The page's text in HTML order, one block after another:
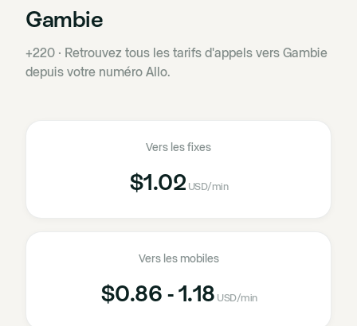
Gambie
+220 · Retrouvez tous les tarifs d'appels vers Gambie
depuis votre numéro Allo.
Vers les fixes
$1.02 USD/min
Vers les mobiles
$0.86 - 1.18 USD/min